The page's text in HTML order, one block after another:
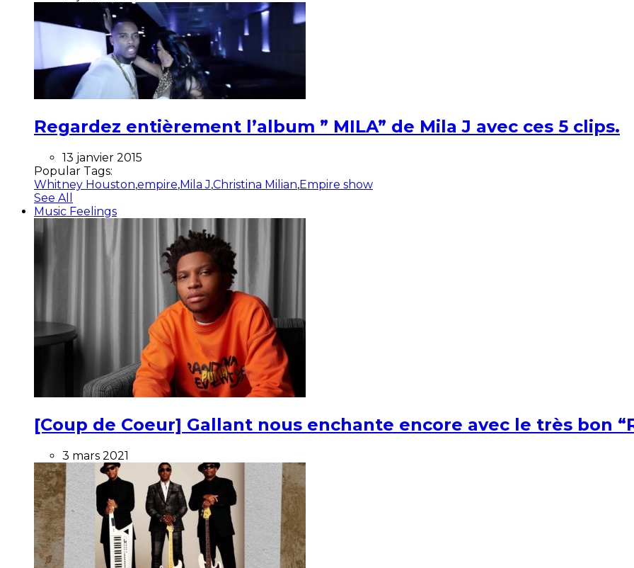
Regardez entièrement l’album ” MILA” de Mila J avec ces 5 clips.
13 janvier 2015
Popular Tags:
Whitney Houston,empire,Mila J,Christina Milian,Empire show
See All
Music Feelings
[Coup de Coeur] Gallant nous enchante encore avec le très bon
3 mars 2021